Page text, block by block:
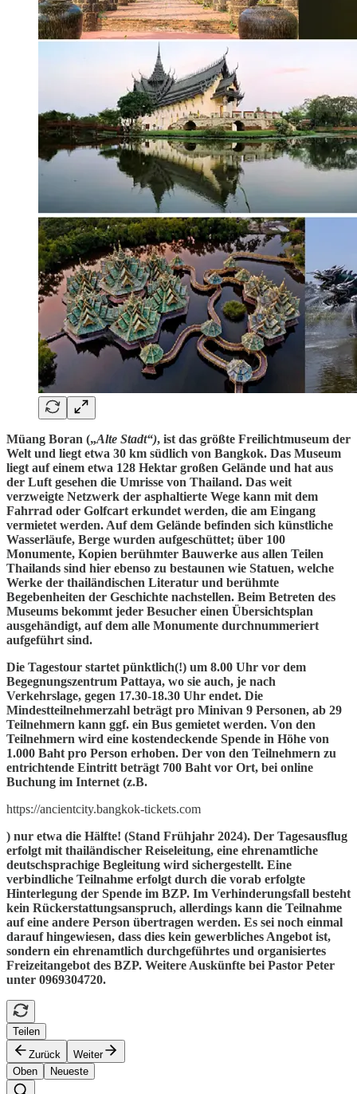
Müang Boran („Alte Stadt“), ist das größte Freilichtmuseum der
Welt und liegt etwa 30 km südlich von Bangkok. Das Museum
liegt auf einem etwa 128 Hektar großen Gelände und hat aus
der Luft gesehen die Umrisse von Thailand. Das weit
verzweigte Netzwerk der asphaltierte Wege kann mit dem
Fahrrad oder Golfcart erkundet werden, die am Eingang
vermietet werden. Auf dem Gelände befinden sich künstliche
Wasserläufe, Berge wurden aufgeschüttet; über 100
Monumente, Kopien berühmter Bauwerke aus allen Teilen
Thailands sind hier ebenso zu bestaunen wie Statuen, welche
Werke der thailändischen Literatur und berühmte
Begebenheiten der Geschichte nachstellen. Beim Betreten des
Museums bekommt jeder Besucher einen Übersichtsplan
ausgehändigt, auf dem alle Monumente durchnummeriert
aufgeführt sind.
Die Tagestour startet pünktlich(!) um 8.00 Uhr vor dem
Begegnungszentrum Pattaya, wo sie auch, je nach
Verkehrslage, gegen 17.30-18.30 Uhr endet. Die
Mindestteilnehmerzahl beträgt pro Minivan 9 Personen, ab 29
Teilnehmern kann ggf. ein Bus gemietet werden. Von den
Teilnehmern wird eine kostendeckende Spende in Höhe von
1.000 Baht pro Person erhoben. Der von den Teilnehmern zu
entrichtende Eintritt beträgt 700 Baht vor Ort, bei online
Buchung im Internet (z.B.
https://ancientcity.bangkok-tickets.com
) nur etwa die Hälfte! (Stand Frühjahr 2024). Der Tagesausflug
erfolgt mit thailändischer Reiseleitung, eine ehrenamtliche
deutschsprachige Begleitung wird sichergestellt. Eine
verbindliche Teilnahme erfolgt durch die vorab erfolgte
Hinterlegung der Spende im BZP. Im Verhinderungsfall besteht
kein Rückerstattungsanspruch, allerdings kann die Teilnahme
auf eine andere Person übertragen werden. Es sei noch einmal
darauf hingewiesen, dass dies kein gewerbliches Angebot ist,
sondern ein ehrenamtlich durchgeführtes und organisiertes
Freizeitangebot des BZP. Weitere Auskünfte bei Pastor Peter
unter 0969304720.
Teilen
Zurück
Weiter
Oben
Neueste